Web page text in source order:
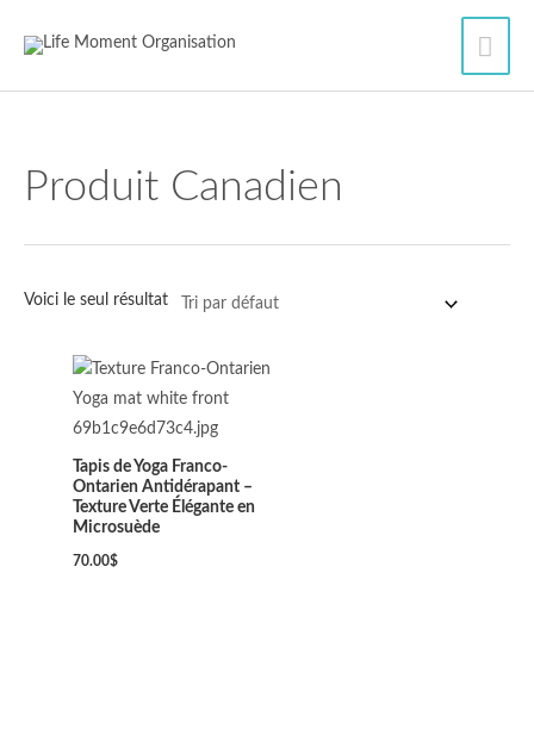
Produit Canadien
Voici le seul résultat
Tapis de Yoga Franco-
Ontarien Antidérapant –
Texture Verte Élégante en
Microsuède
70.00$